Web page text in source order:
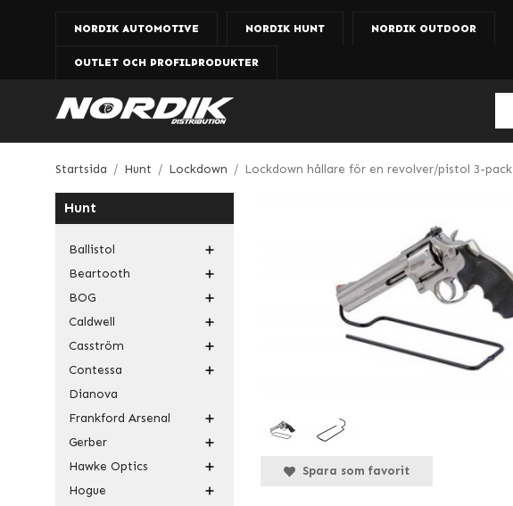
NORDIK AUTOMOTIVE NORDIK HUNT NORDIK OUTDOOR
OUTLET OCH PROFILPRODUKTER
Startsida / Hunt / Lockdown / Lockdown hållare för en revolver/pistol 3-pack
Hunt
Ballistol
Beartooth
BOG
Caldwell
Casström
Contessa
Dianova
Frankford Arsenal
Gerber
Hawke Optics
Hogue
Spara som favorit